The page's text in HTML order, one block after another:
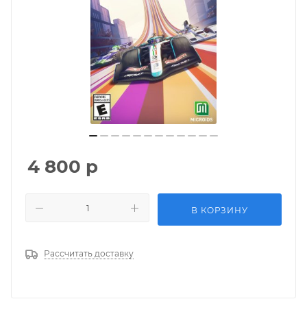
4 800 р
В КОРЗИНУ
Рассчитать доставку